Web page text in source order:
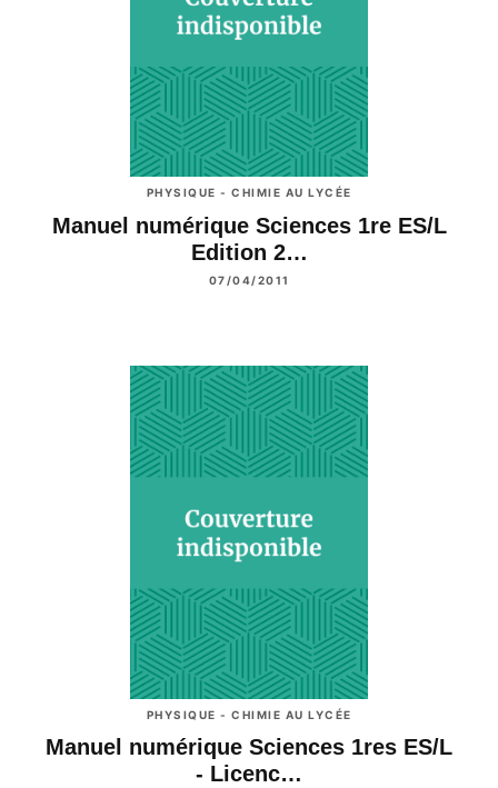
PHYSIQUE - CHIMIE AU LYCÉE
Manuel numérique Sciences 1re ES/L
Edition 2…
07/04/2011
PHYSIQUE - CHIMIE AU LYCÉE
Manuel numérique Sciences 1res ES/L
- Licenc…